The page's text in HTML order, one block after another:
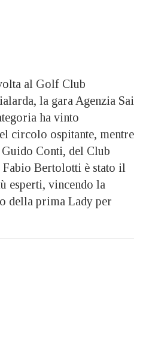
al Golf Club
la gara Agenzia Sai
ha vinto
circolo ospitante, mentre
Conti, del Club
Bertolotti è stato il
esperti, vincendo la
della prima Lady per